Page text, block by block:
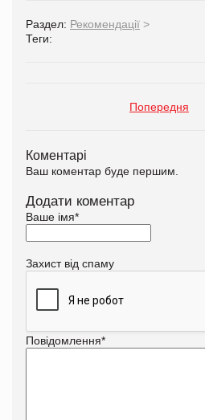
Раздел: Рекомендації >
Теги:
Попередня
Коментарі
Ваш коментар буде першим.
Додати коментар
Ваше імя*
Захист від спаму
Повідомлення*